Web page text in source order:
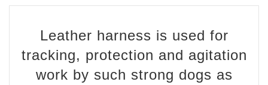
Leather harness is used for
tracking, protection and agitation
work by such strong dogs as